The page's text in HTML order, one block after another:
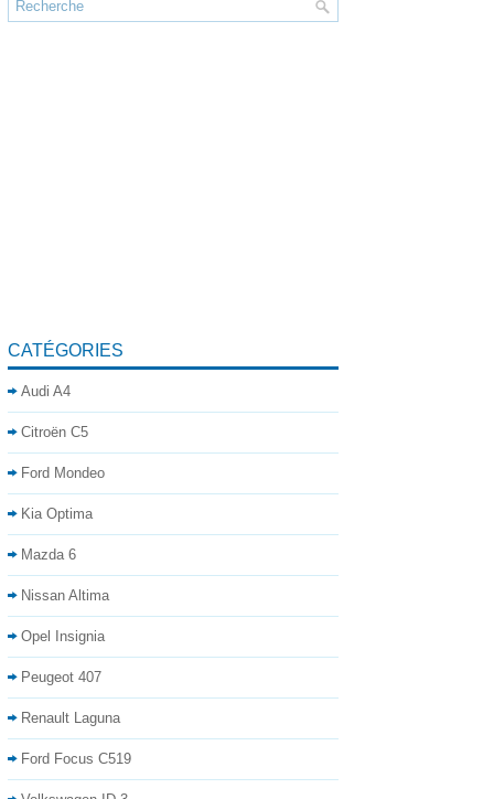
CATÉGORIES
Audi A4
Citroën C5
Ford Mondeo
Kia Optima
Mazda 6
Nissan Altima
Opel Insignia
Peugeot 407
Renault Laguna
Ford Focus C519